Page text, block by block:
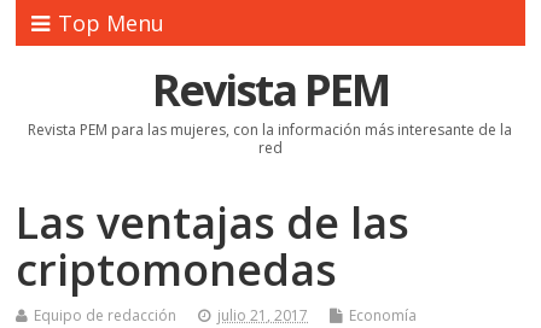
Top Menu
Revista PEM
Revista PEM para las mujeres, con la información más interesante de la
red
Las ventajas de las
criptomonedas
Equipo de redacción julio 21, 2017 Economía